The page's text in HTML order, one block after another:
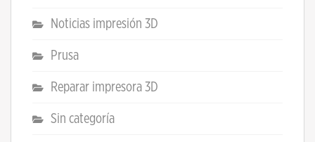
Noticias impresión 3D
Prusa
Reparar impresora 3D
Sin categoría